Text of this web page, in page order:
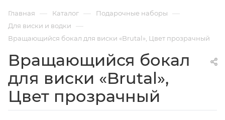
Главная — Каталог — Подарочные наборы —
Для виски и водки —
Вращающийся бокал для виски «Brutal», Цвет прозрачный
Вращающийся бокал
для виски «Brutal»,
Цвет прозрачный